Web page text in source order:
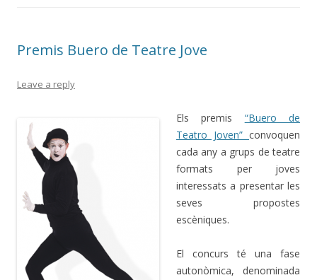
Premis Buero de Teatre Jove
Leave a reply
Els premis “Buero de
Teatro Joven” convoquen
cada any a grups de teatre
formats per joves
interessats a presentar les
seves propostes
escèniques.
El concurs té una fase
autonòmica, denominada